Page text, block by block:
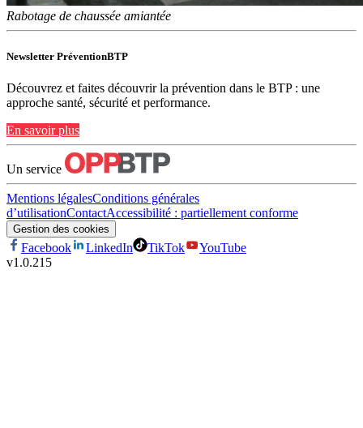
Rabotage de chaussée amiantée
Newsletter PréventionBTP
Découvrez et faites découvrir la prévention dans le BTP : une
approche santé, sécurité et performance.
En savoir plus
Un service
Mentions légalesConditions générales
d’utilisationContactAccessibilité : partiellement conforme
Gestion des cookies
Facebook LinkedIn TikTok
YouTube
v1.0.215